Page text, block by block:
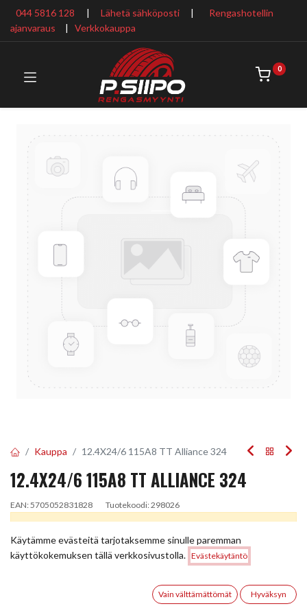
Hinta:
Lisää ostoskoriin
0
Toivelista
044 5816 128 | Lähetä sähköposti |
Rengashotellin
ajanvaraus
​ | Verkkokauppa
0
Kauppa 12.4X24/6 115A8 TT Alliance 324
12.4X24/6 115A8 TT ALLIANCE 324
EAN:5705052831828 Tuotekoodi:298026
Käytämme evästeitä tarjotaksemme sinulle paremman
käyttökokemuksen tällä verkkosivustolla. Evästekäytäntö
Vain välttämättömät Hyväksyn